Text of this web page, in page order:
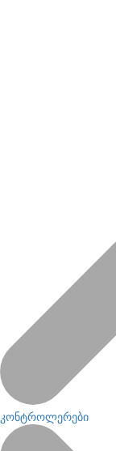
კონტროლერები